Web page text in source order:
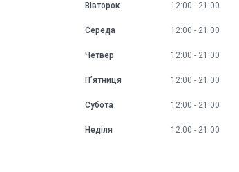
Вівторок 12:00 21:00
Середа 12:00 21:00
Четвер 12:00 21:00
Пʼятниця 12:00 21:00
Субота 12:00 21:00
Неділя 12:00 21:00